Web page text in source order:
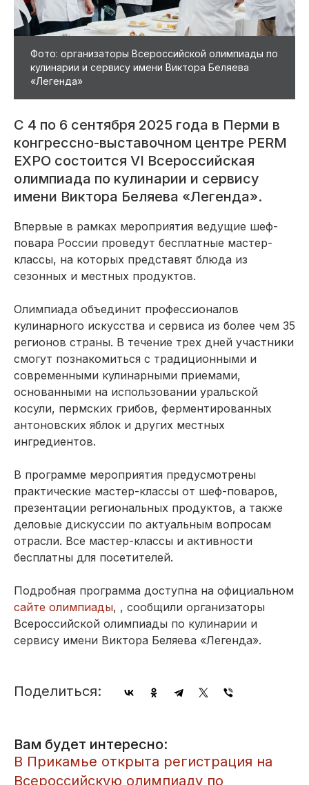
Фото: организаторы Всероссийской олимпиады по
кулинарии и сервису имени Виктора Беляева
«Легенда»
С 4 по 6 сентября 2025 года в Перми в
конгрессно-выставочном центре PERM
EXPO состоится VI Всероссийская
олимпиада по кулинарии и сервису
имени Виктора Беляева «Легенда».
Впервые в рамках мероприятия ведущие шеф-
повара России проведут бесплатные мастер-
классы, на которых представят блюда из
сезонных и местных продуктов.
Олимпиада объединит профессионалов
кулинарного искусства и сервиса из более чем 35
регионов страны. В течение трех дней участники
смогут познакомиться с традиционными и
современными кулинарными приемами,
основанными на использовании уральской
косули, пермских грибов, ферментированных
антоновских яблок и других местных
ингредиентов.
В программе мероприятия предусмотрены
практические мастер-классы от шеф-поваров,
презентации региональных продуктов, а также
деловые дискуссии по актуальным вопросам
отрасли. Все мастер-классы и активности
бесплатны для посетителей.
Подробная программа доступна на официальном
сайте олимпиады, , сообщили организаторы
Всероссийской олимпиады по кулинарии и
сервису имени Виктора Беляева «Легенда».
Поделиться:
Вам будет интересно:
​В Прикамье открыта регистрация на
Всероссийскую олимпиаду по